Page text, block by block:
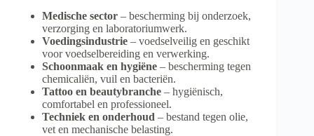
Medische sector – bescherming bij onderzoek,
verzorging en laboratoriumwerk.
Voedingsindustrie – voedselveilig en geschikt
voor voedselbereiding en verwerking.
Schoonmaak en hygiëne – bescherming tegen
chemicaliën, vuil en bacteriën.
Tattoo en beautybranche – hygiënisch,
comfortabel en professioneel.
Techniek en onderhoud – bestand tegen olie,
vet en mechanische belasting.